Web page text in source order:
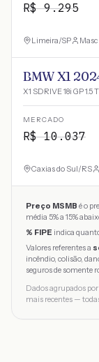
R$9.295
Limeira/SP Masc
BMW X1
X1 SDRIVE 18i GP 1.5
MERCADO
R$10.037
Caxias do Sul/RS
Preço MSMB é o
média 5% a 15%
% FIPE indica
Valores referentes a
incêndio, colisão,
seguros de somente
Dados agrupados
mais recentes —